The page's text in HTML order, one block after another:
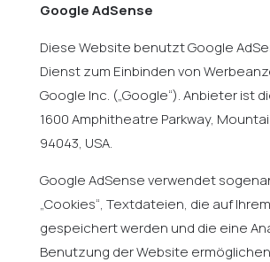
Google AdSense
Diese Website benutzt Google
Dienst zum Einbinden von
Google Inc. („Google“). Anbieter ist
1600 Amphitheatre Parkway,
94043, USA.
Google AdSense verwendet
„Cookies“, Textdateien, die auf
gespeichert werden und die eine
Benutzung der Website